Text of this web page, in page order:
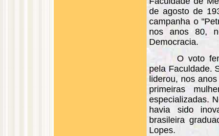
de agosto de
campanha o
nos anos 80,
Democracia.
O voto
pela Faculdade.
liderou, nos
primeiras
especializadas.
havia sido
brasileira
Lopes.